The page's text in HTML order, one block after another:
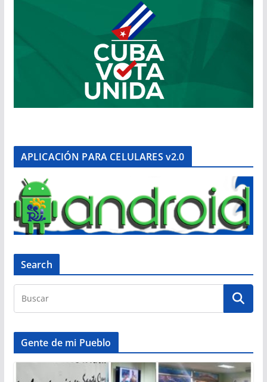
APLICACIÓN PARA CELULARES v2.0
Search
Gente de mi Pueblo